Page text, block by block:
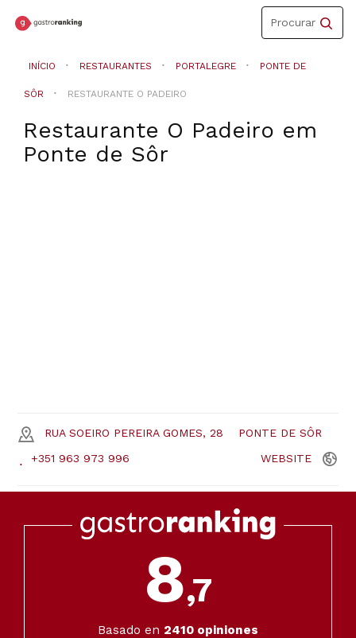
Toggle
navigation
Procurar
INÍCIO RESTAURANTES PORTALEGRE PONTE DE
SÔR RESTAURANTE O PADEIRO
Restaurante O Padeiro em
Ponte de Sôr
RUA SOEIRO PEREIRA GOMES, 28 PONTE DE SÔR
+351 963 973 996 WEBSITE
8,7
Basado en 2410 opiniones